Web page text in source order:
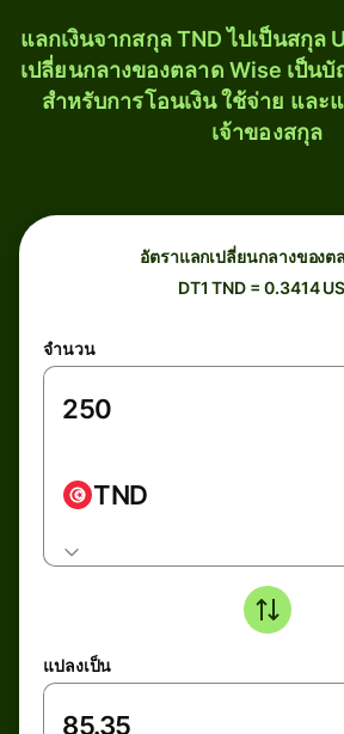
แลกเงินจากสกุล TND ไปเป็นสกุล
เปลี่ยนกลางของตลาด Wise เป็น
สำหรับการโอนเงิน ใช้จ่าย และ
เจ้าของสกุล
อัตราแลกเปลี่ยนกลางของต
DT1 TND = 0.3414
จำนวน
TND
แปลงเป็น